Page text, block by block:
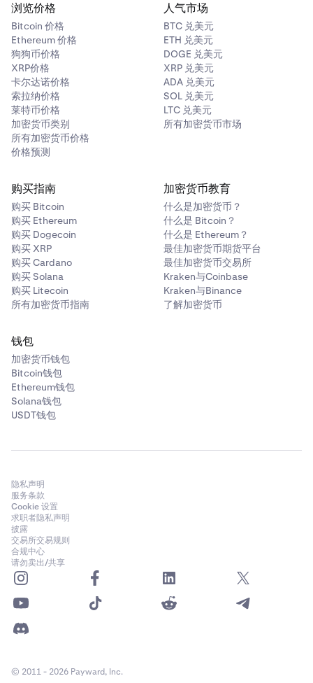
浏览价格
Bitcoin 价格
Ethereum 价格
狗狗币价格
XRP价格
卡尔达诺价格
索拉纳价格
莱特币价格
加密货币类别
所有加密货币价格
价格预测
人气市场
BTC 兑美元
ETH 兑美元
DOGE 兑美元
XRP 兑美元
ADA 兑美元
SOL 兑美元
LTC 兑美元
所有加密货币市场
购买指南
购买 Bitcoin
购买 Ethereum
购买 Dogecoin
购买 XRP
购买 Cardano
购买 Solana
购买 Litecoin
所有加密货币指南
加密货币教育
什么是加密货币？
什么是 Bitcoin？
什么是 Ethereum？
最佳加密货币期货平台
最佳加密货币交易所
Kraken与Coinbase
Kraken与Binance
了解加密货币
钱包
加密货币钱包
Bitcoin钱包
Ethereum钱包
Solana钱包
USDT钱包
隐私声明
服务条款
Cookie 设置
求职者隐私声明
披露
交易所交易规则
合规中心
请勿卖出/共享
© 2011 - 2026 Payward, Inc.